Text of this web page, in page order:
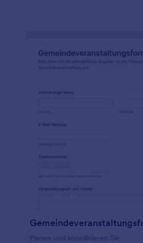
Planen und koordinieren Sie